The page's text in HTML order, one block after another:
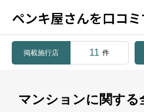
ペンキ屋さんを口コミ
掲載施行店 11 件
マンションに関する